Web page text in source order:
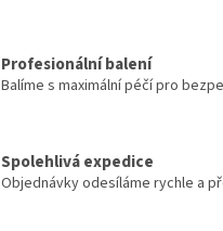
Profesionální balení
Balíme s maximální péčí pro
Spolehlivá expedice
Objednávky odesíláme rychle a